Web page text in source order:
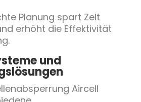
Planung spart Zeit
erhöht die Effektivität
und
Aircell